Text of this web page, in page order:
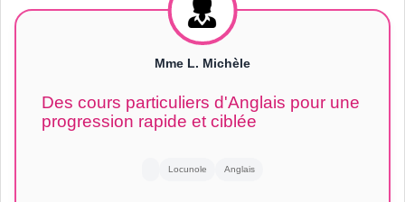
Mme L. Michèle
Des cours particuliers d'Anglais pour une
progression rapide et ciblée
Locunole Anglais